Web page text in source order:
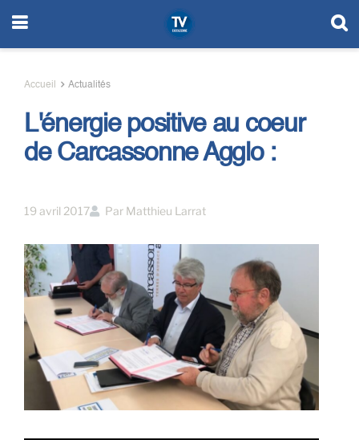
Accueil Actualités
L'énergie positive au coeur
de Carcassonne Agglo :
19 avril 2017 Par Matthieu Larrat